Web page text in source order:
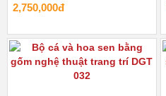
2,750,000đ